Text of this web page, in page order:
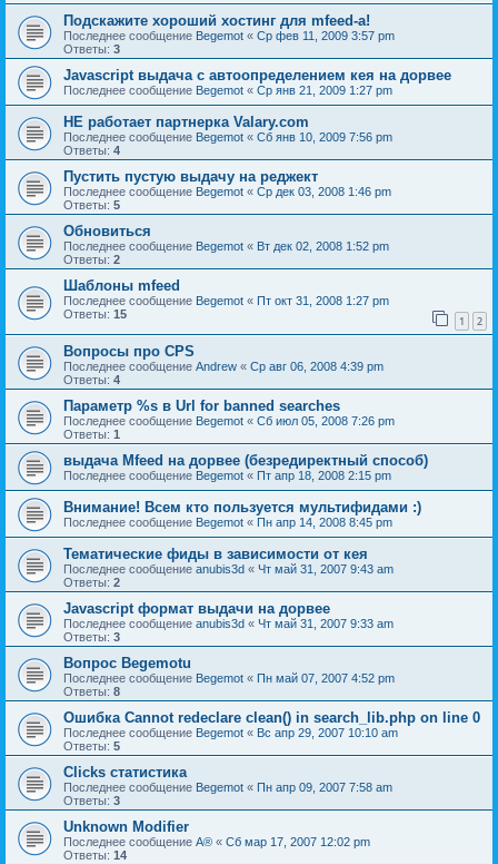
Подскажите хороший хостинг для mfeed-a!
Последнее сообщение Begemot « Ср фев 11, 2009 3:57 pm
Ответы: 3
Javascript выдача с автоопределением кея на дорвее
Последнее сообщение Begemot « Ср янв 21, 2009 1:27 pm
НЕ работает партнерка Valary.com
Последнее сообщение Begemot « Сб янв 10, 2009 7:56 pm
Ответы: 4
Пустить пустую выдачу на реджект
Последнее сообщение Begemot « Ср дек 03, 2008 1:46 pm
Ответы: 5
Обновиться
Последнее сообщение Begemot « Вт дек 02, 2008 1:52 pm
Ответы: 2
Шаблоны mfeed
Последнее сообщение Begemot « Пт окт 31, 2008 1:27 pm
Ответы: 15 1 2
Вопросы про CPS
Последнее сообщение Andrew « Ср авг 06, 2008 4:39 pm
Ответы: 4
Параметр %s в Url for banned searches
Последнее сообщение Begemot « Сб июл 05, 2008 7:26 pm
Ответы: 1
выдача Mfeed на дорвее (безредиректный способ)
Последнее сообщение Begemot « Пт апр 18, 2008 2:15 pm
Внимание! Всем кто пользуется мультифидами :)
Последнее сообщение Begemot « Пн апр 14, 2008 8:45 pm
Тематические фиды в зависимости от кея
Последнее сообщение anubis3d « Чт май 31, 2007 9:43 am
Ответы: 2
Javascript формат выдачи на дорвее
Последнее сообщение anubis3d « Чт май 31, 2007 9:33 am
Ответы: 3
Вопрос Begemotu
Последнее сообщение Begemot « Пн май 07, 2007 4:52 pm
Ответы: 8
Ошибка Cannot redeclare clean() in search_lib.php on line 0
Последнее сообщение Begemot « Вс апр 29, 2007 10:10 am
Ответы: 5
Clicks статистика
Последнее сообщение Begemot « Пн апр 09, 2007 7:58 am
Ответы: 3
Unknown Modifier
Последнее сообщение A® « Сб мар 17, 2007 12:02 pm
Ответы: 14